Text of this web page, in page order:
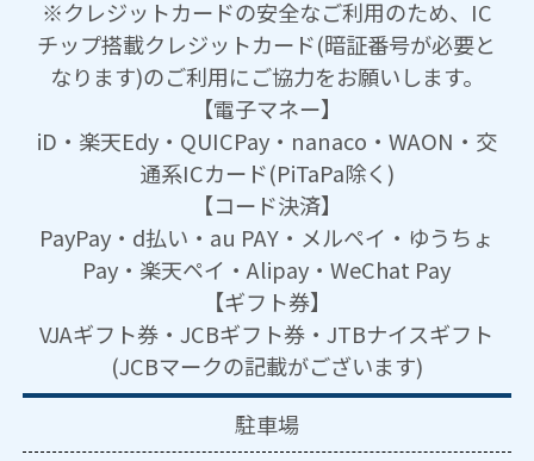
※クレジットカードの安全なご利用のため、IC
チップ搭載クレジットカード(暗証番号が必要と
なります)のご利用にご協力をお願いします。
【電子マネー】
iD・楽天Edy・QUICPay・nanaco・WAON・交
通系ICカード(PiTaPa除く)
【コード決済】
PayPay・d払い・au PAY・メルペイ・ゆうちょ
Pay・楽天ペイ・Alipay・WeChat Pay
【ギフト券】
VJAギフト券・JCBギフト券・JTBナイスギフト
(JCBマークの記載がございます)
駐車場